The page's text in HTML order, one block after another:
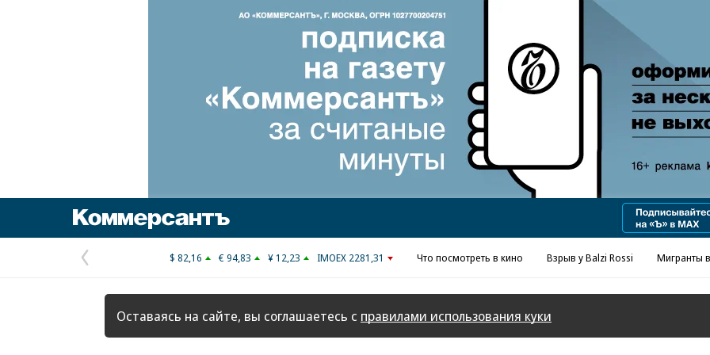
Реклама в «Ъ» www.kommersant.ru/ad
Предыдущая
страница
$ 82,16 € 94,83 ¥ 12,23 IMOEX 2281,31 Что посмотреть в кино Взрыв у Balzi Rossi Мигранты
Оставаясь на сайте, вы соглашаетесь с правилами использования куки